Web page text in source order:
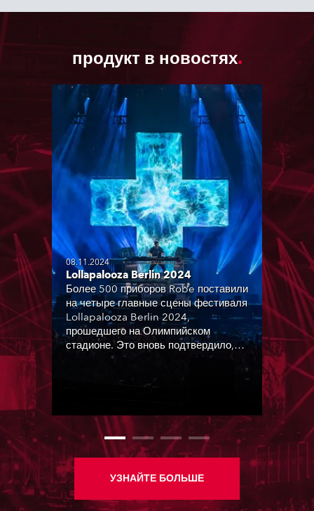
продукт в новостях
08.11.2024
Lollapalooza Berlin 2024
Более 500 приборов Robe поставили
на четыре главные сцены фестиваля
Lollapalooza Berlin 2024,
прошедшего на Олимпийском
стадионе. Это вновь подтвердило,
что Robe — мощное и надежное
УЗНАЙТЕ БОЛЬШЕ